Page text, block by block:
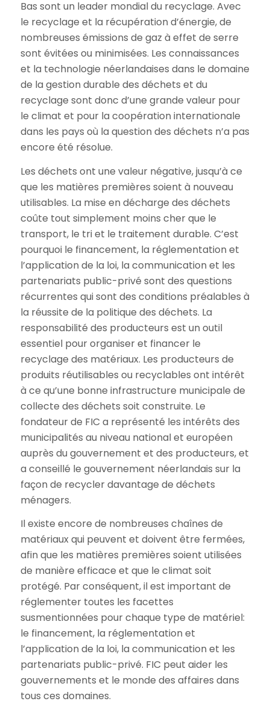
Bas sont un leader mondial du recyclage. Avec
le recyclage et la récupération d’énergie, de
nombreuses émissions de gaz à effet de serre
sont évitées ou minimisées. Les connaissances
et la technologie néerlandaises dans le domaine
de la gestion durable des déchets et du
recyclage sont donc d’une grande valeur pour
le climat et pour la coopération internationale
dans les pays où la question des déchets n’a pas
encore été résolue.
Les déchets ont une valeur négative, jusqu’à ce
que les matières premières soient à nouveau
utilisables. La mise en décharge des déchets
coûte tout simplement moins cher que le
transport, le tri et le traitement durable. C’est
pourquoi le financement, la réglementation et
l’application de la loi, la communication et les
partenariats public-privé sont des questions
récurrentes qui sont des conditions préalables à
la réussite de la politique des déchets. La
responsabilité des producteurs est un outil
essentiel pour organiser et financer le
recyclage des matériaux. Les producteurs de
produits réutilisables ou recyclables ont intérêt
à ce qu’une bonne infrastructure municipale de
collecte des déchets soit construite. Le
fondateur de FIC a représenté les intérêts des
municipalités au niveau national et européen
auprès du gouvernement et des producteurs, et
a conseillé le gouvernement néerlandais sur la
façon de recycler davantage de déchets
ménagers.
Il existe encore de nombreuses chaînes de
matériaux qui peuvent et doivent être fermées,
afin que les matières premières soient utilisées
de manière efficace et que le climat soit
protégé. Par conséquent, il est important de
réglementer toutes les facettes
susmentionnées pour chaque type de matériel:
le financement, la réglementation et
l’application de la loi, la communication et les
partenariats public-privé. FIC peut aider les
gouvernements et le monde des affaires dans
tous ces domaines.